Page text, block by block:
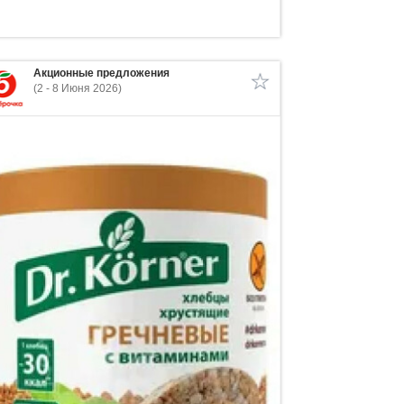
Акционные предложения
(2 - 8 Июня 2026)